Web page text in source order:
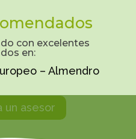
con excelentes
en:
– Almendro
un asesor